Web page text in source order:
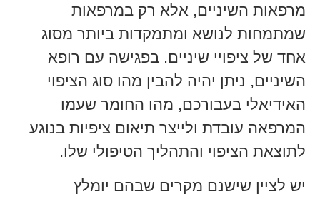
מרפאות השיניים, אלא רק במרפאות
שמתמחות לנושא ומתמקדות ביותר מסוג
אחד של ציפויי שיניים. בפגישה עם רופא
השיניים, ניתן יהיה להבין מהו סוג הציפוי
האידיאלי בעבורכם, מהו החומר שעמו
המרפאה עובדת ולייצר תיאום ציפיות בנוגע
לתוצאת הציפוי והתהליך הטיפולי שלו.
יש לציין שישנם מקרים שבהם יומלץ